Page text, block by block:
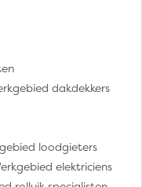
dakdekkers
loodgieters
elektriciens